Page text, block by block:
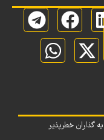
گذاران خطرپذیر